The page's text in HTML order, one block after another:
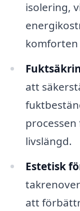
isolering,
att
livslängd.
Estetisk
att